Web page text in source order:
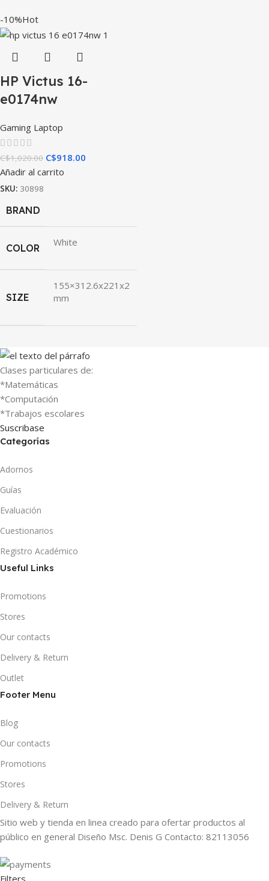
-10%Hot
HP Victus 16-
e0174nw
Gaming Laptop
C$1,020.00 C$918.00
Añadir al carrito
SKU: 30898
BRAND
COLOR White
SIZE
155×312.6x221x2
mm
Clases particulares de:
*Matemáticas
*Computación
*Trabajos escolares
Suscribase
Categorías
Adornos
Guías
Evaluación
Cuestionarios
Registro Académico
Useful Links
Promotions
Stores
Our contacts
Delivery & Return
Outlet
Footer Menu
Blog
Our contacts
Promotions
Stores
Delivery & Return
Sitio web y tienda en linea creado para ofertar productos al
público en general Diseño Msc. Denis G Contacto: 82113056